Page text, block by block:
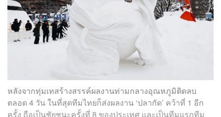
หลังจากทุ่มเทสร้างสรรค์ผลงานท่ามกลางอุณหภูมิติดลบ
ตลอด 4 วัน ในที่สุดทีมไทยก็ส่งผลงาน ‘ปลากัด’ คว้าที่ 1 อีก
ครั้ง ถือเป็นชัยชนะครั้งที่ 8 ของประเทศ และเป็นทีมแรกทีม